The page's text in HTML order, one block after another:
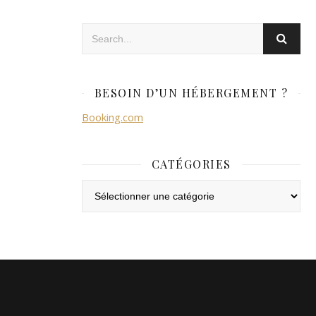
BESOIN D’UN HÉBERGEMENT ?
Booking.com
CATÉGORIES